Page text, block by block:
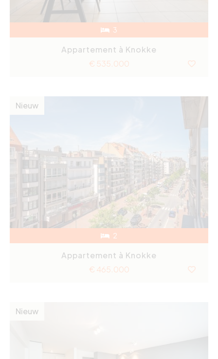
3
Appartement à Knokke
€ 535.000
Nieuw
2
Appartement à Knokke
€ 465.000
Nieuw